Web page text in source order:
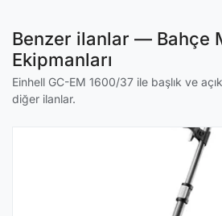
Benzer ilanlar — Bahçe
Ekipmanları
Einhell GC-EM 1600/37 ile başlık ve
diğer ilanlar.